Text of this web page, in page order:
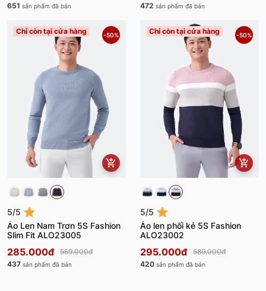
651 sản phẩm đã bán
472 sản phẩm đã bán
Chỉ còn tại cửa hàng -50%
5/5
Áo Len Nam Trơn 5S Fashion
Slim Fit ALO23005
285.000đ
569.000đ
437 sản phẩm đã bán
Chỉ còn tại cửa hàng -50%
5/5
Áo len phối kẻ 5S Fashion
ALO23002
295.000đ
589.000đ
420 sản phẩm đã bán